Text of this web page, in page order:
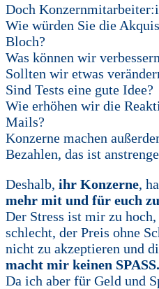
Doch
Wie würden Sie die
Bloch?
Was können wir
Sollten wir etwas
Sind Tests eine gute Idee?
Wie erhöhen wir die
Mails?
Konzerne machen
Bezahlen, das ist
Deshalb, ihr Konzerne,
mehr mit und für euch
Der Stress ist mir zu
schlecht, der Preis ohne
nicht zu akzeptieren und
macht mir keinen SPASS.
Da ich aber für Geld und